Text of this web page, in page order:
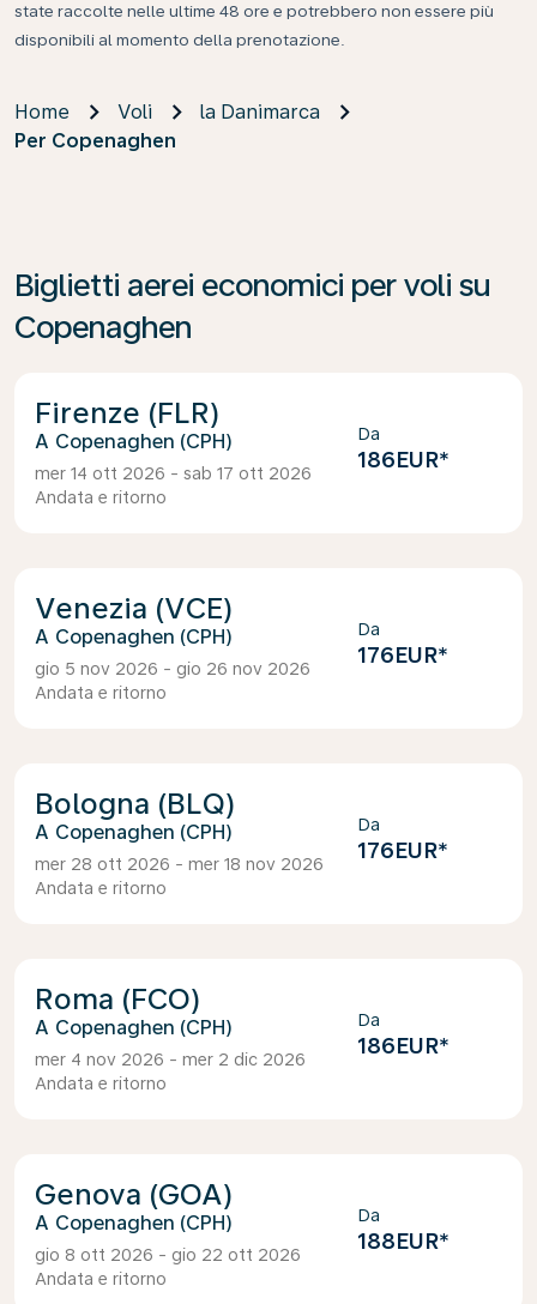
state raccolte nelle ultime 48 ore e potrebbero non essere più
disponibili al momento della prenotazione.
Home Voli
la Danimarca
Per Copenaghen
Biglietti aerei economici per voli su
Copenaghen
Firenze (FLR)
Copenaghen (CPH)
mer 14 ott 2026 - sab 17 ott 2026
Andata e ritorno
Da
186EUR*
Venezia (VCE)
Copenaghen (CPH)
gio 5 nov 2026 - gio 26 nov 2026
Andata e ritorno
Da
176EUR*
Bologna (BLQ)
Copenaghen (CPH)
mer 28 ott 2026 - mer 18 nov 2026
Andata e ritorno
Da
176EUR*
Roma (FCO)
Copenaghen (CPH)
mer 4 nov 2026 - mer 2 dic 2026
Andata e ritorno
Da
186EUR*
Genova (GOA)
Copenaghen (CPH)
gio 8 ott 2026 - gio 22 ott 2026
Andata e ritorno
Da
188EUR*